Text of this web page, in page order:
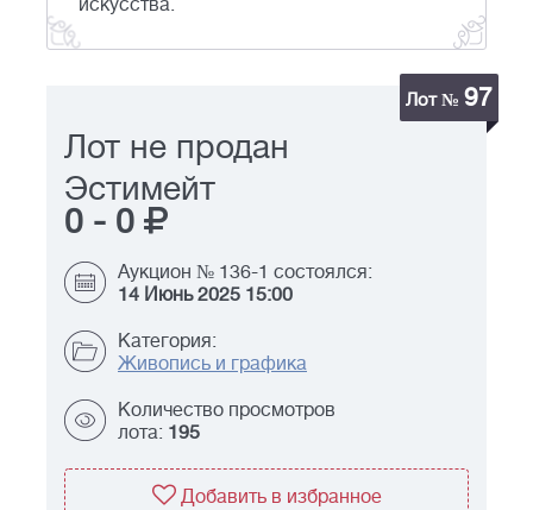
искусства.
Лот № 97
Лот не продан
Эстимейт
0 - 0
Аукцион № 136-1 состоялся:
14 Июнь 2025 15:00
Категория:
Живопись и графика
Количество просмотров
лота: 195
Добавить в избранное